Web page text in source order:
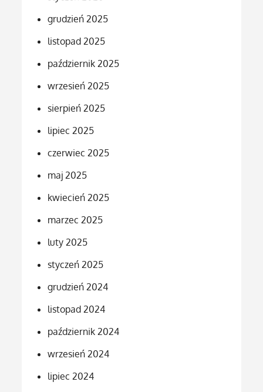
grudzień 2025
listopad 2025
październik 2025
wrzesień 2025
sierpień 2025
lipiec 2025
czerwiec 2025
maj 2025
kwiecień 2025
marzec 2025
luty 2025
styczeń 2025
grudzień 2024
listopad 2024
październik 2024
wrzesień 2024
lipiec 2024